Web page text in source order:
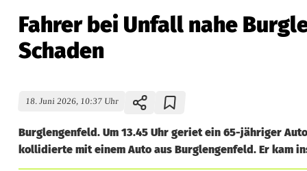
Fahrer bei Unfall nahe
Schaden
18. Juni 2026, 10:37 Uhr
Burglengenfeld. Um 13.45 Uhr geriet ein 65-jähriger
kollidierte mit einem Auto aus Burglengenfeld. Er kam